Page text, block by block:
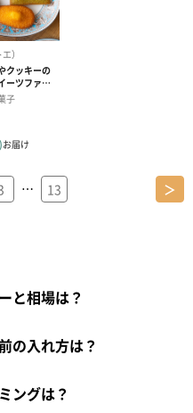
… 13 ＞
と相場は？
の入れ方は？
ングは？